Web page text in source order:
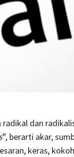
radikal dan
”, berarti akar,
keras,